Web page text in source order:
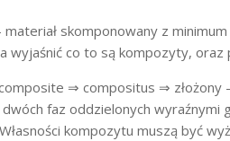
skomponowany z
wyjaśnić co to są kompozyty, oraz
⇒ compositus ⇒ złożony
faz oddzielonych
kompozytu muszą być